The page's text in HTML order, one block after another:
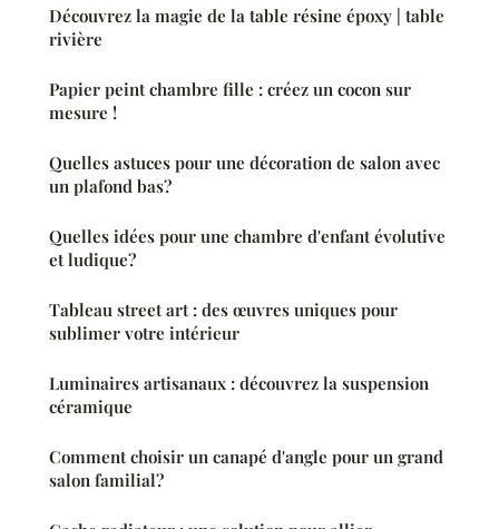
Découvrez la magie de la table résine époxy | table
rivière
Papier peint chambre fille : créez un cocon sur
mesure !
Quelles astuces pour une décoration de salon avec
un plafond bas?
Quelles idées pour une chambre d'enfant évolutive
et ludique?
Tableau street art : des œuvres uniques pour
sublimer votre intérieur
Luminaires artisanaux : découvrez la suspension
céramique
Comment choisir un canapé d'angle pour un grand
salon familial?